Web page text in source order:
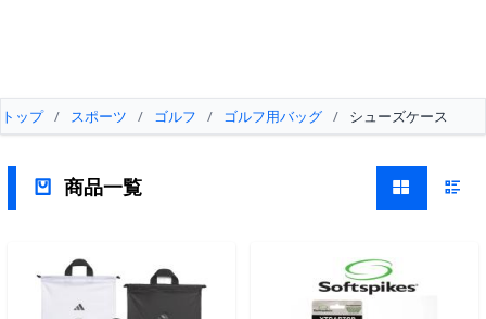
トップ / スポーツ / ゴルフ / ゴルフ用バッグ / シューズケース
商品一覧